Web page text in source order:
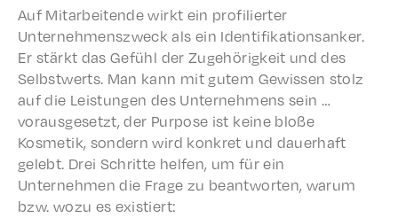
Auf Mitar­bei­t­ende wirkt ein profil­iert­er
Unternehmen­szweck als ein Iden­ti­fika­tion­sanker.
Er stärkt das Gefühl der Zuge­hörigkeit und des
Selb­st­werts. Man kann mit gutem Gewis­sen stolz
auf die Leis­tun­gen des Unternehmens sein …
voraus­ge­set­zt, der Purpose ist keine bloße
Kosmetik, sondern wird konkret und dauer­haft
gelebt. Drei Schritte helfen, um für ein
Unternehmen die Frage zu beant­worten, warum
bzw. wozu es existiert: